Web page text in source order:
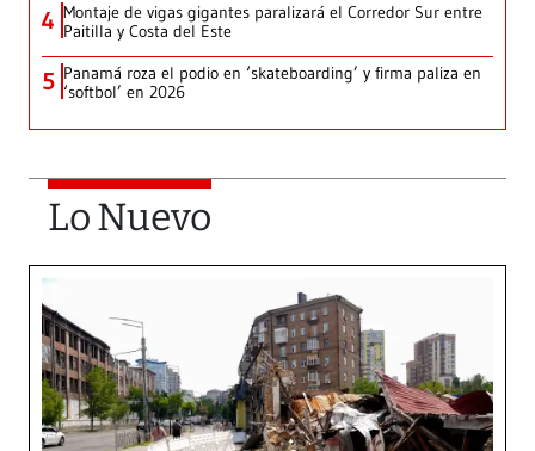
4 Montaje de vigas gigantes paralizará el Corredor Sur entre
Paitilla y Costa del Este
5 Panamá roza el podio en ‘skateboarding’ y firma paliza en
‘softbol’ en 2026
Lo Nuevo